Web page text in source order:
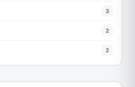
3
2
2